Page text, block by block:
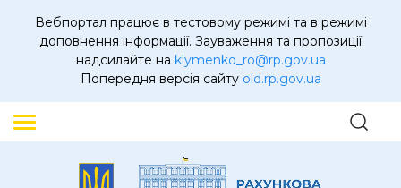
Вебпортал працює в тестовому режимі та в режимі
доповнення інформації. Зауваження та пропозиції
надсилайте на klymenko_ro@rp.gov.ua
Попередня версія сайту old.rp.gov.ua